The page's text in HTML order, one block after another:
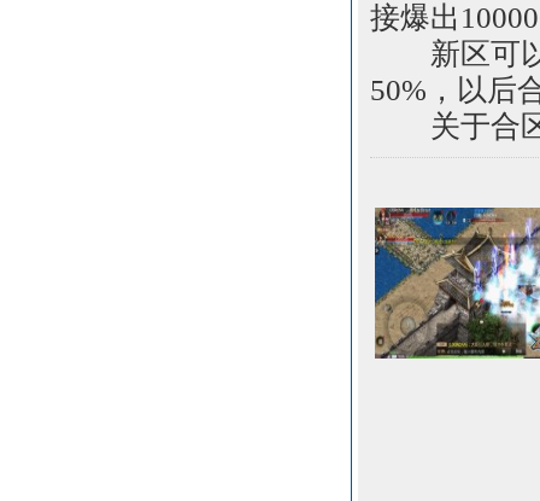
接爆出
新区可以
50%，以后
关于合区